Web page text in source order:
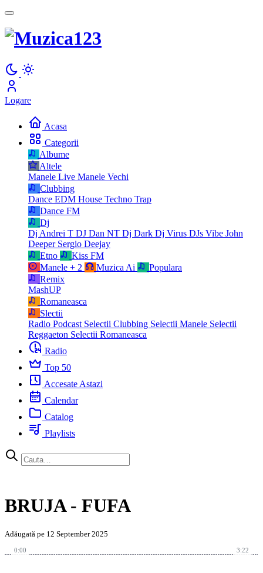
Logare
Acasa
Categorii
Albume
Altele
Manele Live Manele Vechi
Clubbing
Dance EDM House Techno Trap
Dance FM
Dj
Dj Andrei T DJ Dan NT Dj Dark Dj Virus DJs Vibe John
Deeper Sergio Deejay
Etno
Kiss FM
Manele + 2 Muzica Ai
Populara
Remix
MashUP
Romaneasca
Slectii
Radio Podcast Selectii Clubbing Selectii Manele Selectii
Reggaeton Selectii Romaneasca
Radio
Top 50
Accesate Astazi
Calendar
Catalog
Playlists
BRUJA - FUFA
Adăugată pe 12 September 2025
0:00 3:22